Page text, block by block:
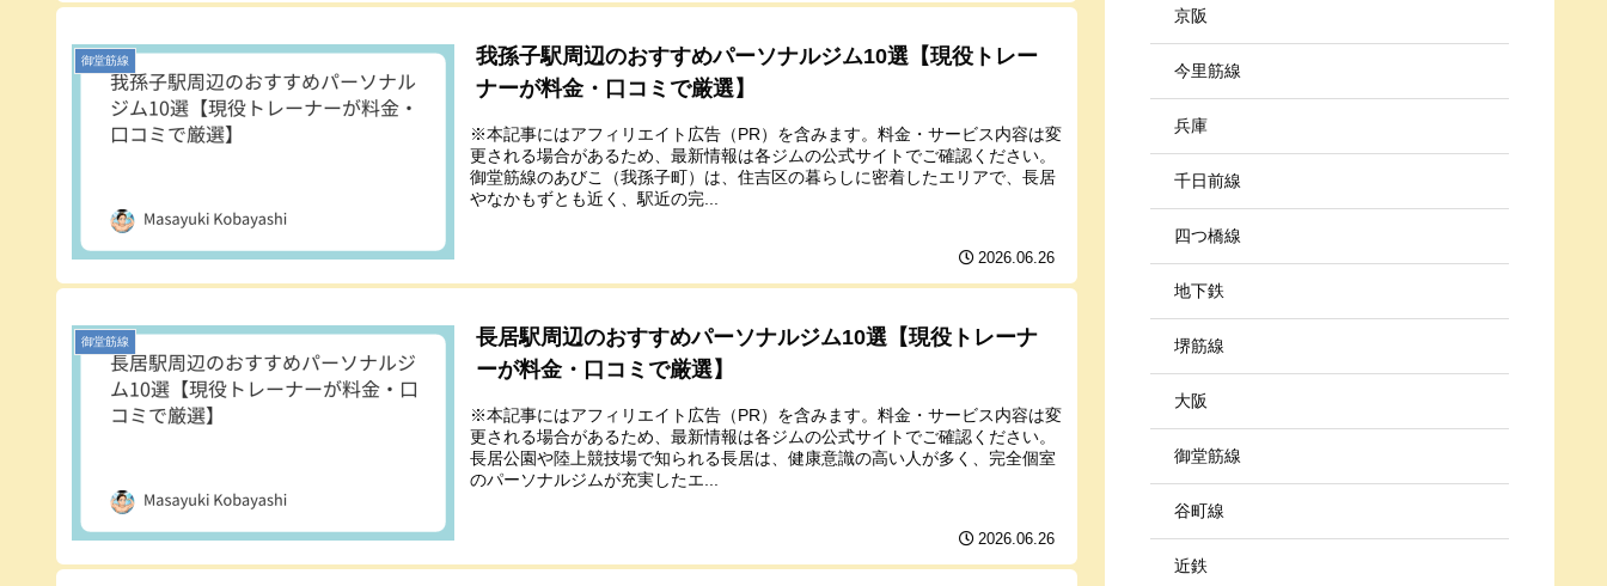
御堂筋線
我孫子駅周辺のおすすめパーソナルジム10選【現役トレー
ナーが料金・口コミで厳選】
※本記事にはアフィリエイト広告（PR）を含みます。料金・サービス内容は変
更される場合があるため、最新情報は各ジムの公式サイトでご確認ください。
御堂筋線のあびこ（我孫子町）は、住吉区の暮らしに密着したエリアで、長居
やなかもずとも近く、駅近の完...
2026.06.26
御堂筋線
長居駅周辺のおすすめパーソナルジム10選【現役トレーナ
ーが料金・口コミで厳選】
※本記事にはアフィリエイト広告（PR）を含みます。料金・サービス内容は変
更される場合があるため、最新情報は各ジムの公式サイトでご確認ください。
長居公園や陸上競技場で知られる長居は、健康意識の高い人が多く、完全個室
のパーソナルジムが充実したエ...
2026.06.26
京阪
今里筋線
兵庫
千日前線
四つ橋線
地下鉄
堺筋線
大阪
御堂筋線
谷町線
近鉄